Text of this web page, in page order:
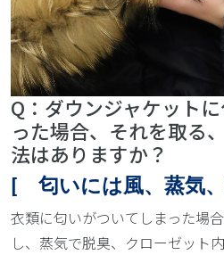
Q：ダウンジャケット
った場合、それを取る
法はありますか？
[ 匂いには風、蒸気
衣類に匂いがついてしまった場
し、蒸気で脱臭、クローゼット